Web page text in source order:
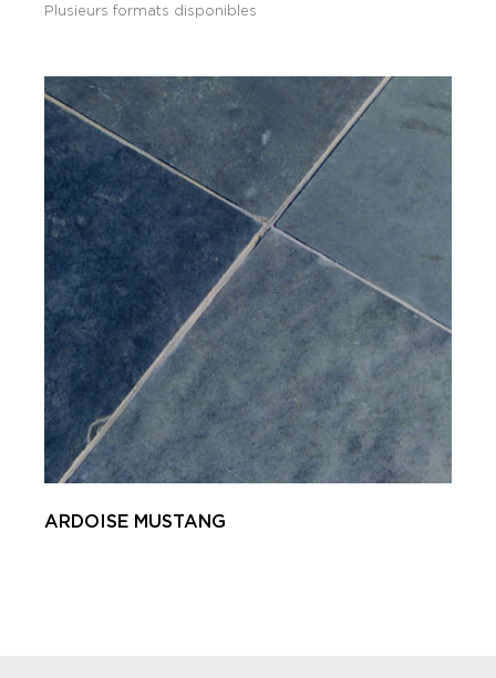
Plusieurs formats disponibles
ARDOISE MUSTANG